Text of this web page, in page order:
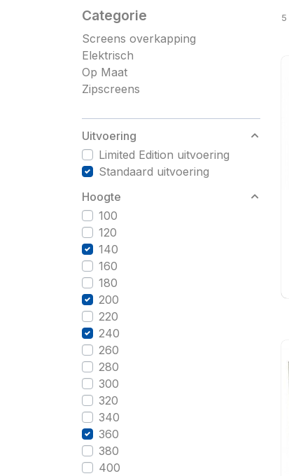
Categorie
Screens overkapping
Elektrisch
Op Maat
Zipscreens
Uitvoering
Limited Edition uitvoering
Standaard uitvoering
Hoogte
100
120
140
160
180
200
220
240
260
280
300
320
340
360
380
400
5